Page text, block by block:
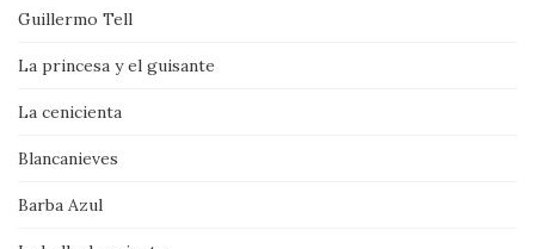
Guillermo Tell
La princesa y el guisante
La cenicienta
Blancanieves
Barba Azul